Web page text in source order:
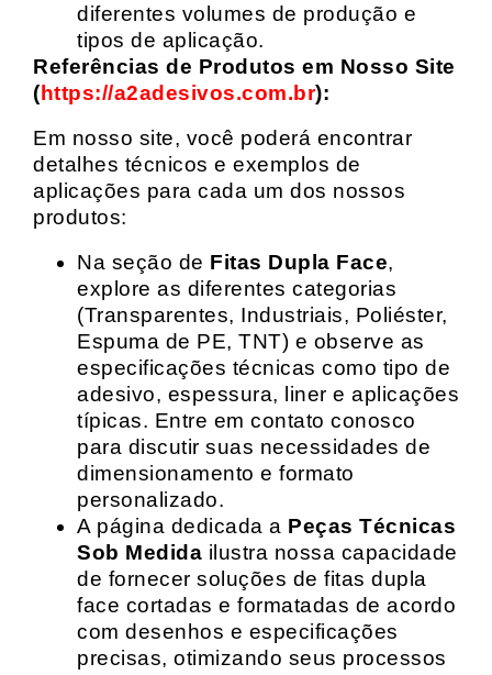
diferentes volumes de produção e
tipos de aplicação.
Referências de Produtos em Nosso Site
(https://a2adesivos.com.br):
Em nosso site, você poderá encontrar
detalhes técnicos e exemplos de
aplicações para cada um dos nossos
produtos:
Na seção de Fitas Dupla Face,
explore as diferentes categorias
(Transparentes, Industriais, Poliéster,
Espuma de PE, TNT) e observe as
especificações técnicas como tipo de
adesivo, espessura, liner e aplicações
típicas. Entre em contato conosco
para discutir suas necessidades de
dimensionamento e formato
personalizado.
A página dedicada a Peças Técnicas
Sob Medida ilustra nossa capacidade
de fornecer soluções de fitas dupla
face cortadas e formatadas de acordo
com desenhos e especificações
precisas, otimizando seus processos